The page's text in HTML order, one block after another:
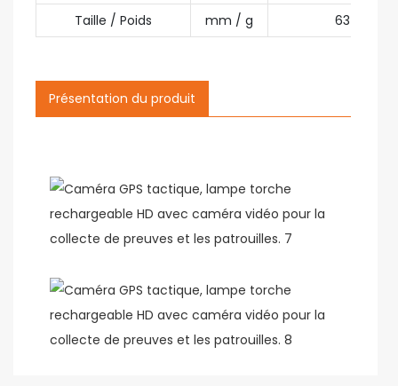
Taille / Poids mm / g 63×250 /
Présentation du produit